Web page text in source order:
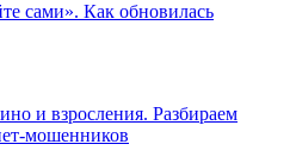
сами». Как обновилась
и взросления. Разбираем
мошенников